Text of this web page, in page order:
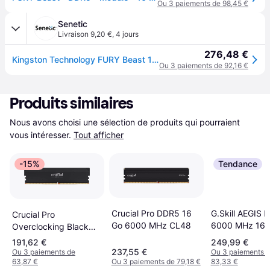
Ou 3 paiements de 98,45 €
Senetic
Livraison 9,20 €, 4 jours
Kingston Technology FURY Beast 16 Go 6000MT/s DDR5 KF560C36BBE2-16 276,48 €
Ou 3 paiements de 92,16 €
Produits similaires
Nous avons choisi une sélection de produits qui pourraient
vous intéresser. Tout afficher
-15%
Crucial Pro
Overclocking Black
DDR5 6000MHz 16GB
ECC
(CP16G60C36U5B)
191,62 €
Ou 3 paiements de
63,87 €
Crucial Pro DDR5 16
Go 6000 MHz CL48
237,55 €
Ou 3 paiements de 79,18 €
Tendance
G.Skill AEGIS
6000 MHz
IS)
249,99 €
Ou 3 paiements
83,33 €